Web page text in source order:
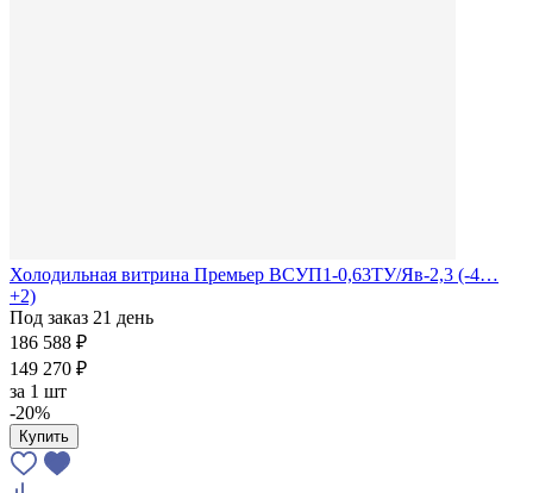
Холодильная витрина Премьер ВСУП1-0,63ТУ/Яв-2,3 (-4…
+2)
Под заказ 21 день
186 588 ₽
149 270 ₽
за 1 шт
-20%
Купить